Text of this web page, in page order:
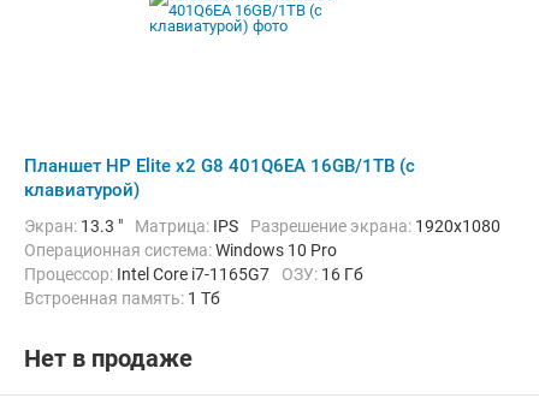
Планшет HP Elite x2 G8 401Q6EA 16GB/1TB (с
клавиатурой)
Экран: 13.3 " Матрица: IPS Разрешение экрана: 1920x1080
Операционная система:Windows 10 Pro
Процессор: Intel Core i7-1165G7 ОЗУ: 16 Гб
Встроенная память: 1 Тб
Комплектация:
Нет в продаже